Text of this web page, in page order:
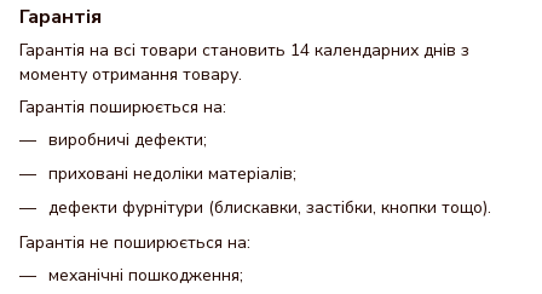
Гарантія
Гарантія на всі товари становить 14 календарних днів з
моменту отримання товару.
Гарантія поширюється на:
виробничі дефекти;
приховані недоліки матеріалів;
дефекти фурнітури (блискавки, застібки, кнопки тощо).
Гарантія не поширюється на:
механічні пошкодження;